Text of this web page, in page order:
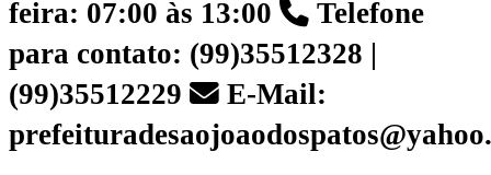
feira: 07:00 às 13:00
Telefone
para contato: (99)35512328 |
(99)35512229
E-Mail: